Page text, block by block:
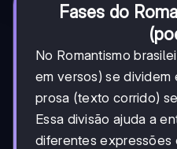
Fases do
No Romantismo
em versos) se dividem
prosa (texto corrido)
Essa divisão ajuda a
diferentes